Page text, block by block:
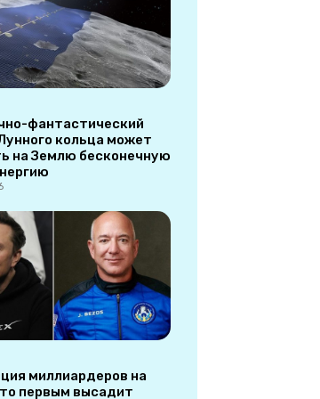
фантастический
кольца может
на Землю бесконечную
миллиардеров на
первым высадит